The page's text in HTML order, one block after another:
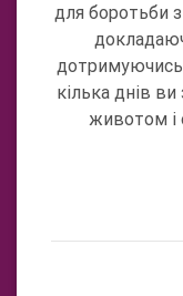
для боротьби
дотримуючись
кілька днів
животом і